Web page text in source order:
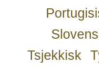
Tsjekkisk